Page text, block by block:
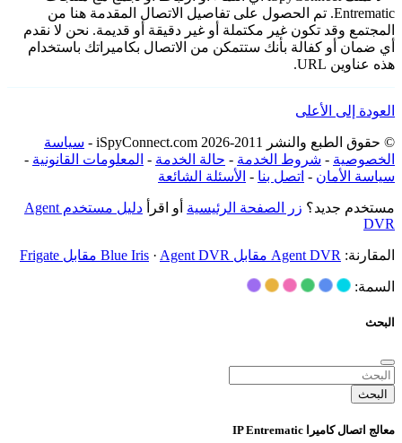
Entrematic. تم الحصول على تفاصيل الاتصال المقدمة هنا من
المجتمع وقد تكون غير مكتملة أو غير دقيقة أو قديمة. نحن لا نقدم
أي ضمان أو كفالة بأنك ستتمكن من الاتصال بكاميراتك باستخدام
هذه عناوين URL.
العودة إلى الأعلى
© حقوق الطبع والنشر 2011-2026 iSpyConnect.com -
سياسة
الخصوصية - شروط الخدمة - حالة الخدمة - المعلومات القانونية -
سياسة الأمان - اتصل بنا - الأسئلة الشائعة
مستخدم جديد؟ زر الصفحة الرئيسية أو اقرأ
دليل مستخدم Agent
DVR
المقارنة: Agent DVR مقابل Blue Iris · Agent DVR مقابل Frigate
السمة:
البحث
البحث
معالج اتصال كاميرا IP Entrematic